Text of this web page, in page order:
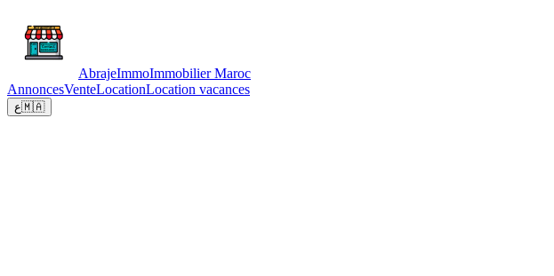
AbrajeImmoImmobilier Maroc
AnnoncesVenteLocationLocation vacances
ع🇲🇦